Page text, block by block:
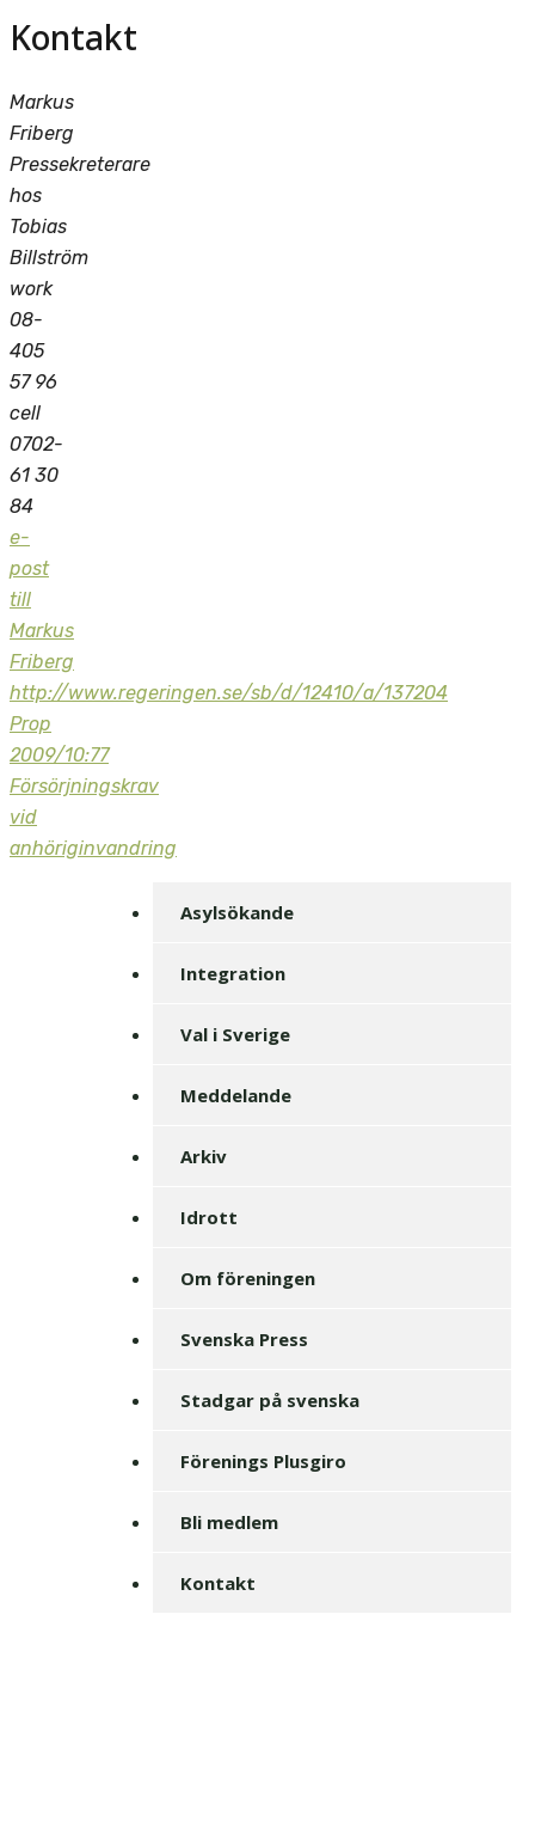
Kontakt
Markus
Friberg
Pressekreterare
hos
Tobias
Billström
work
08-
405
57 96
cell
0702-
61 30
84
e-
post
till
Markus
Friberg
http://www.regeringen.se/sb/d/12410/a/137204
Prop
2009/10:77
Försörjningskrav
vid
anhöriginvandring
Asylsökande
Integration
Val i Sverige
Meddelande
Arkiv
Idrott
Om föreningen
Svenska Press
Stadgar på svenska
Förenings Plusgiro
Bli medlem
Kontakt